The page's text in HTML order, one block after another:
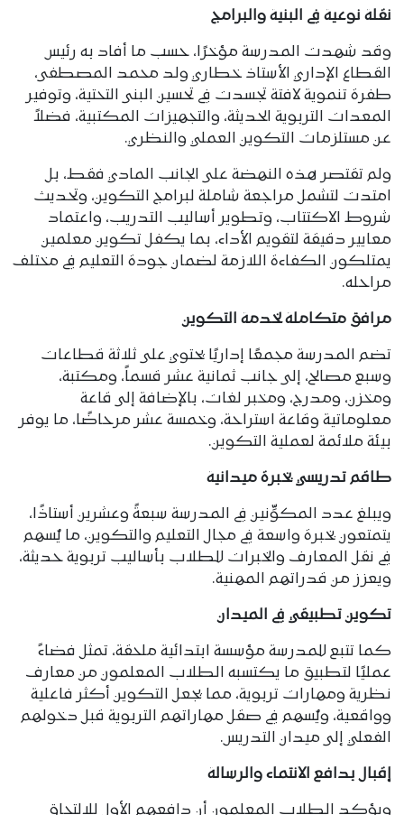
نقلة نوعية في البنية والبرامج
وقد شهدت المدرسة مؤخرًا، حسب ما أفاد به رئيس
القطاع الإداري الأستاذ خطاري ولد محمد المصطفى،
طفرة تنموية لافتة تجسدت في تحسين البنى التحتية، وتوفير
المعدات التربوية الحديثة، والتجهيزات المكتبية، فضلاً
عن مستلزمات التكوين العملي والنظري.
ولم تقتصر هذه النهضة على الجانب المادي فقط، بل
امتدت لتشمل مراجعة شاملة لبرامج التكوين، وتحديث
شروط الاكتتاب، وتطوير أساليب التدريب، واعتماد
معايير دقيقة لتقويم الأداء، بما يكفل تكوين معلمين
يمتلكون الكفاءة اللازمة لضمان جودة التعليم في مختلف
مراحله.
مرافق متكاملة لخدمة التكوين
تضم المدرسة مجمعًا إداريًا يحتوي على ثلاثة قطاعات
وسبع مصالح، إلى جانب ثمانية عشر قسماً، ومكتبة،
ومخزن، ومدرج، ومخبر لغات، بالإضافة إلى قاعة
معلوماتية وقاعة استراحة، وخمسة عشر مرحاضًا، ما يوفر
بيئة ملائمة لعملية التكوين.
طاقم تدريسي بخبرة ميدانية
ويبلغ عدد المكوِّنين في المدرسة سبعةً وعشرين أستاذًا،
يتمتعون بخبرة واسعة في مجال التعليم والتكوين، ما يُسهم
في نقل المعارف والخبرات للطلاب بأساليب تربوية حديثة،
ويعزز من قدراتهم المهنية.
تكوين تطبيقي في الميدان
كما تتبع للمدرسة مؤسسة ابتدائية ملحقة، تمثل فضاءً
عمليًا لتطبيق ما يكتسبه الطلاب المعلمون من معارف
نظرية ومهارات تربوية، مما يجعل التكوين أكثر فاعلية
وواقعية، ويُسهم في صقل مهاراتهم التربوية قبل دخولهم
الفعلي إلى ميدان التدريس.
إقبال بدافع الانتماء والرسالة
ويؤكد الطلاب المعلمون أن دافعهم الأول للالتحاق